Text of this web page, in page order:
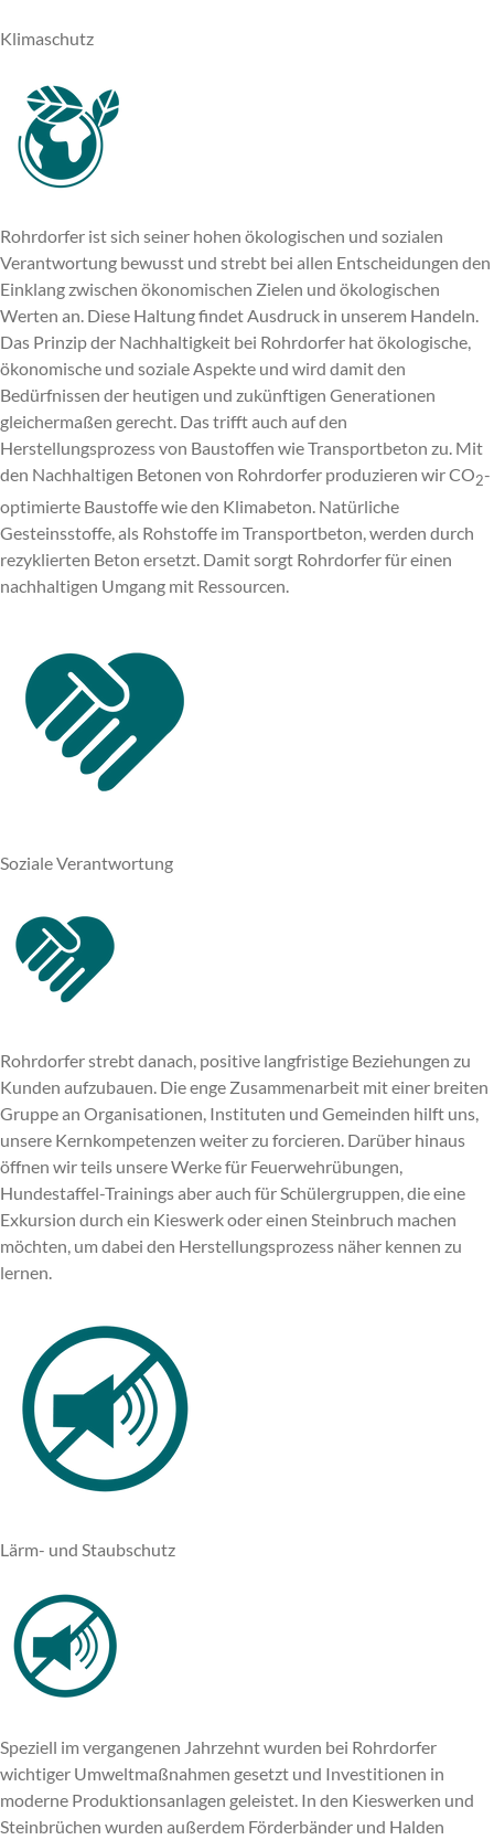
Klimaschutz
Rohrdorfer ist sich seiner hohen ökologischen und sozialen
Verantwortung bewusst und strebt bei allen Entscheidungen den
Einklang zwischen ökonomischen Zielen und ökologischen
Werten an. Diese Haltung findet Ausdruck in unserem Handeln.
Das Prinzip der Nachhaltigkeit bei Rohrdorfer hat ökologische,
ökonomische und soziale Aspekte und wird damit den
Bedürfnissen der heutigen und zukünftigen Generationen
gleichermaßen gerecht. Das trifft auch auf den
Herstellungsprozess von Baustoffen wie Transportbeton zu. Mit
den Nachhaltigen Betonen von Rohrdorfer produzieren wir CO2-
optimierte Baustoffe wie den Klimabeton. Natürliche
Gesteinsstoffe, als Rohstoffe im Transportbeton, werden durch
rezyklierten Beton ersetzt. Damit sorgt Rohrdorfer für einen
nachhaltigen Umgang mit Ressourcen.
Soziale Verantwortung
Rohrdorfer strebt danach, positive langfristige Beziehungen zu
Kunden aufzubauen. Die enge Zusammenarbeit mit einer breiten
Gruppe an Organisationen, Instituten und Gemeinden hilft uns,
unsere Kernkompetenzen weiter zu forcieren. Darüber hinaus
öffnen wir teils unsere Werke für Feuerwehrübungen,
Hundestaffel-Trainings aber auch für Schülergruppen, die eine
Exkursion durch ein Kieswerk oder einen Steinbruch machen
möchten, um dabei den Herstellungsprozess näher kennen zu
lernen.
Lärm- und Staubschutz
Speziell im vergangenen Jahrzehnt wurden bei Rohrdorfer
wichtiger Umweltmaßnahmen gesetzt und Investitionen in
moderne Produktionsanlagen geleistet. In den Kieswerken und
Steinbrüchen wurden außerdem Förderbänder und Halden